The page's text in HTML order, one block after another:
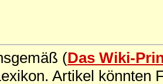
(Das Wiki-
Artikel könnten